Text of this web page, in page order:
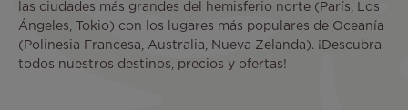
las ciudades más grandes del hemisferio norte (París, Los
Ángeles, Tokio) con los lugares más populares de Oceanía
(Polinesia Francesa, Australia, Nueva Zelanda). ¡Descubra
todos nuestros destinos, precios y ofertas!